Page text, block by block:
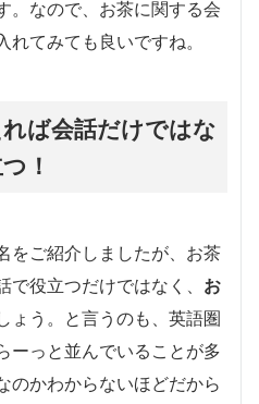
。なので、お茶に関する会
てみても良いですね。
ば会話だけではな
！
をご紹介しましたが、お茶
役立つだけではなく、 お
ょう。と言うのも、英語圏
ーっと並んでいることが多
のかわからないほどだから